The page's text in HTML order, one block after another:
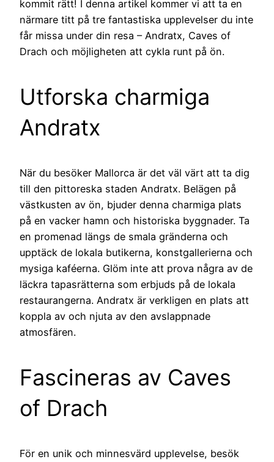
kommit rätt! I denna artikel kommer vi att ta en
närmare titt på tre fantastiska upplevelser du inte
får missa under din resa – Andratx, Caves of
Drach och möjligheten att cykla runt på ön.
Utforska charmiga
Andratx
När du besöker Mallorca är det väl värt att ta dig
till den pittoreska staden Andratx. Belägen på
västkusten av ön, bjuder denna charmiga plats
på en vacker hamn och historiska byggnader. Ta
en promenad längs de smala gränderna och
upptäck de lokala butikerna, konstgallerierna och
mysiga kaféerna. Glöm inte att prova några av de
läckra tapasrätterna som erbjuds på de lokala
restaurangerna. Andratx är verkligen en plats att
koppla av och njuta av den avslappnade
atmosfären.
Fascineras av Caves
of Drach
För en unik och minnesvärd upplevelse, besök